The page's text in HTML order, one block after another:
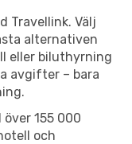
Travellink. Välj
alternativen
eller biluthyrning
avgifter – bara
155 000
och